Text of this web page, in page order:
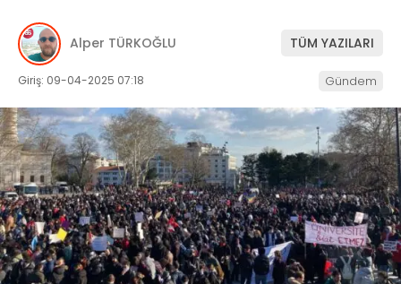
Alper TÜRKOĞLU TÜM YAZILARI
Giriş: 09-04-2025 07:18 Gündem